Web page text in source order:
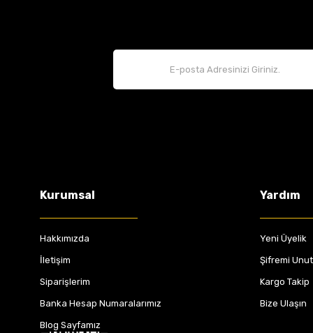
Kurumsal
Hakkımızda
İletişim
Siparişlerim
Banka Hesap Numaralarımız
Blog Sayfamız
Yardım
Yeni Üyelik
Şifremi
Kargo Takip
Bize Ulaşın